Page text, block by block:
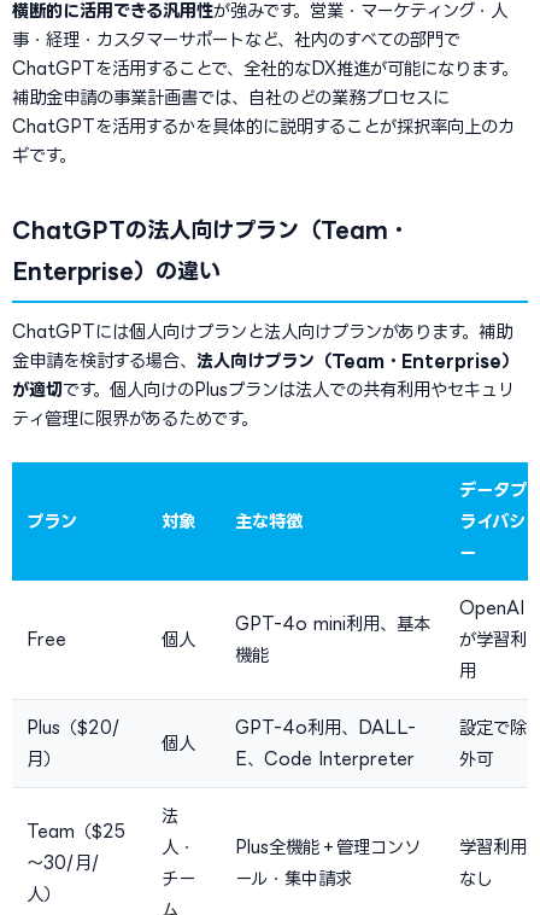
横断的に活用できる汎用性が強みです。営業・マーケティング・人
事・経理・カスタマーサポートなど、社内のすべての部門で
ChatGPTを活用することで、全社的なDX推進が可能になります。
補助金申請の事業計画書では、自社のどの業務プロセスに
ChatGPTを活用するかを具体的に説明することが採択率向上のカ
ギです。
ChatGPTの法人向けプラン（Team・
Enterprise）の違い
ChatGPTには個人向けプランと法人向けプランがあります。補助
金申請を検討する場合、 法人向けプラン（Team・Enterprise）
が適切です。個人向けのPlusプランは法人での共有利用やセキュリ
ティ管理に限界があるためです。
プラン 対象 主な特徴
データプ
ライバシ
ー
Free 個人
GPT-4o mini利用、基本
機能
OpenAI
が学習利
用
Plus（$20/
月）
個人
GPT-4o利用、DALL-
E、Code Interpreter
設定で除
外可
Team（$25
〜30/月/
人）
法
人・
チー
ム
Plus全機能＋管理コンソ
ール・集中請求
学習利用
なし